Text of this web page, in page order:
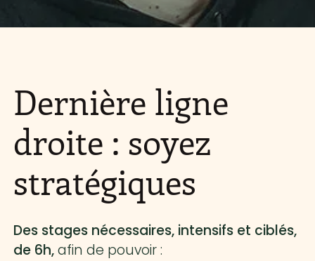
Dernière ligne
droite : soyez
stratégiques
Des stages nécessaires, intensifs et ciblés,
de 6h,afin de pouvoir :